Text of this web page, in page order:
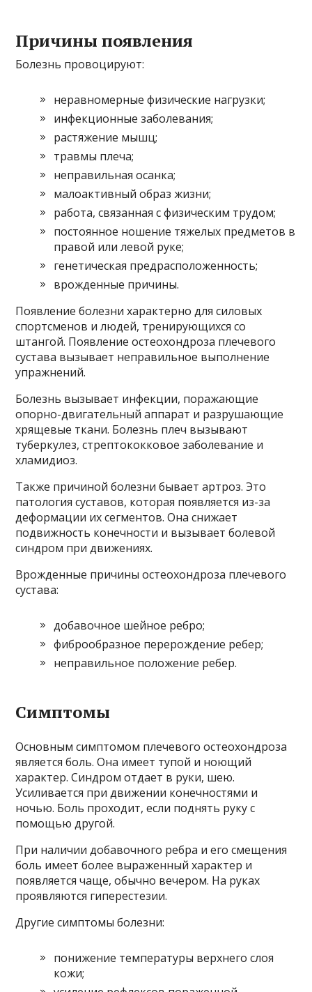
Причины появления
Болезнь провоцируют:
неравномерные физические нагрузки;
инфекционные заболевания;
растяжение мышц;
травмы плеча;
неправильная осанка;
малоактивный образ жизни;
работа, связанная с физическим трудом;
постоянное ношение тяжелых предметов в
правой или левой руке;
генетическая предрасположенность;
врожденные причины.
Появление болезни характерно для силовых
спортсменов и людей, тренирующихся со
штангой. Появление остеохондроза плечевого
сустава вызывает неправильное выполнение
упражнений.
Болезнь вызывает инфекции, поражающие
опорно-двигательный аппарат и разрушающие
хрящевые ткани. Болезнь плеч вызывают
туберкулез, стрептококковое заболевание и
хламидиоз.
Также причиной болезни бывает артроз. Это
патология суставов, которая появляется из-за
деформации их сегментов. Она снижает
подвижность конечности и вызывает болевой
синдром при движениях.
Врожденные причины остеохондроза плечевого
сустава:
добавочное шейное ребро;
фиброобразное перерождение ребер;
неправильное положение ребер.
Симптомы
Основным симптомом плечевого остеохондроза
является боль. Она имеет тупой и ноющий
характер. Синдром отдает в руки, шею.
Усиливается при движении конечностями и
ночью. Боль проходит, если поднять руку с
помощью другой.
При наличии добавочного ребра и его смещения
боль имеет более выраженный характер и
появляется чаще, обычно вечером. На руках
проявляются гиперестезии.
Другие симптомы болезни:
понижение температуры верхнего слоя
кожи;